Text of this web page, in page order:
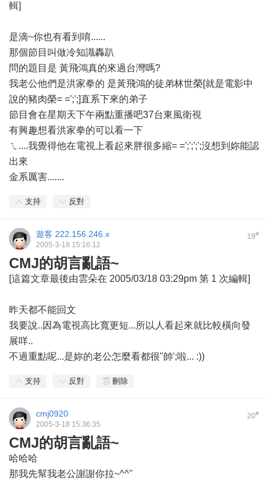
輯]
是滴~你也有看到唷......
那個節目叫做冷知識轟趴
問的題目是 黃飛鴻真的來過台灣嗎?
我老公他們是洪家拳的 是黃飛鴻的徒弟林世榮[就是電影中
說的豬肉榮= =';';]直系下來的弟子
節目會在星期天下午兩點重播吧37台東風衛視
有興趣想看洪家拳的可以看一下
ㄟ....我覺得他在電視上看起來胖很多縮= =';';';';沒想到妳能認
出來
金系厲害.......
支持 反對
19#
遊客 222.156.246.x
2005-3-18 15:16:12
CMJ的胡言亂語~
[這篇文章最後由雲朵在 2005/03/18 03:29pm 第 1 次編輯]
昨天都不能回文
我要說..因為電視高比寬更短...所以人看起來就比較橫向發
展咩..
不過重點呢...是妳的老公怎麼看都很"帥';啦... :))
支持 反對 刪除
20#
cmj0920
2005-3-18 15:36:35
CMJ的胡言亂語~
哈哈哈
那我先幫我老公謝謝你拉~^^"